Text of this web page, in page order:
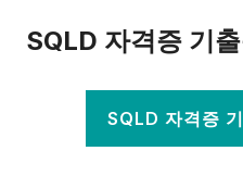
SQLD 자격증 기
SQLD 자격증